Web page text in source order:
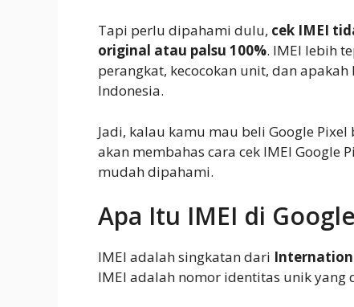
Tapi perlu dipahami dulu, cek IMEI
original atau palsu 100%. IMEI lebih
perangkat, kecocokan unit, dan
Indonesia.
Jadi, kalau kamu mau beli Google
akan membahas cara cek IMEI
mudah dipahami.
Apa Itu IMEI di
IMEI adalah singkatan dari
IMEI adalah nomor identitas unik